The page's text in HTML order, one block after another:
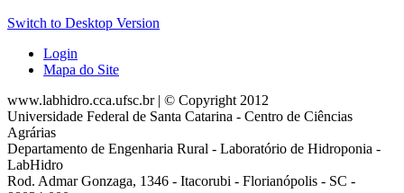
Switch to Desktop Version
Login
Mapa do Site
www.labhidro.cca.ufsc.br | © Copyright 2012
Universidade Federal de Santa Catarina - Centro de Ciências
Agrárias
Departamento de Engenharia Rural - Laboratório de Hidroponia -
LabHidro
Rod. Admar Gonzaga, 1346 - Itacorubi - Florianópolis - SC -